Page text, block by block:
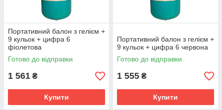
Портативний балон з гелієм +
9 кульок + цифра 6
фіолетова
Готово до відправки
1 561 ₴
Купити
Портативний балон з гелієм +
9 кульок + цифра 6 червона
Готово до відправки
1 555 ₴
Купити